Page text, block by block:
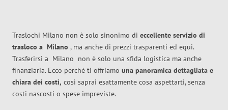
Traslochi Milano non è solo sinonimo di eccellente servizio di
trasloco a Milano , ma anche di prezzi trasparenti ed equi.
Trasferirsi a Milano non è solo una sfida logistica ma anche
finanziaria. Ecco perché ti offriamo una panoramica dettagliata e
chiara dei costi, così saprai esattamente cosa aspettarti, senza
costi nascosti o spese impreviste.